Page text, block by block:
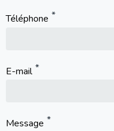
Téléphone
E-mail
Message